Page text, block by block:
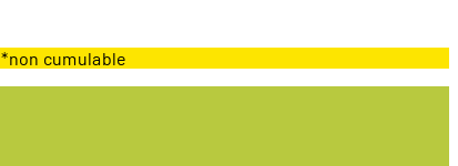
*non cumulable